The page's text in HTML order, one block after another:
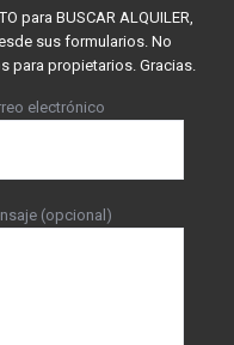
para BUSCAR ALQUILER,
sus formularios. No
para propietarios. Gracias.
electrónico
(opcional)